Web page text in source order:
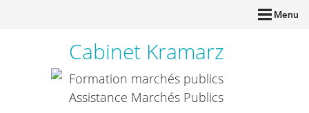
Menu
Cabinet Kramarz
Formation marchés publics
Assistance Marchés Publics